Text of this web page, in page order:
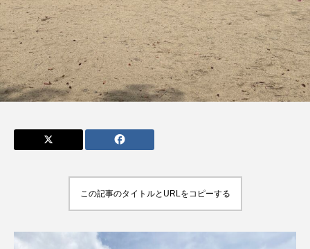
この記事のタイトルとURLをコピーする